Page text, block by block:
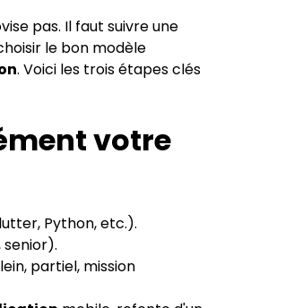
pas. Il faut suivre une
le bon modèle
. Voici les trois étapes clés
votre
Python, etc.).
senior).
partiel, mission